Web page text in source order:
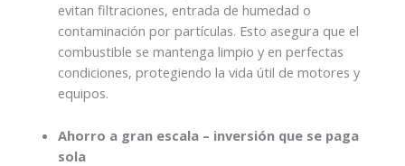
evitan filtraciones, entrada de humedad o
contaminación por partículas. Esto asegura que el
combustible se mantenga limpio y en perfectas
condiciones, protegiendo la vida útil de motores y
equipos.
Ahorro a gran escala – inversión que se paga
sola